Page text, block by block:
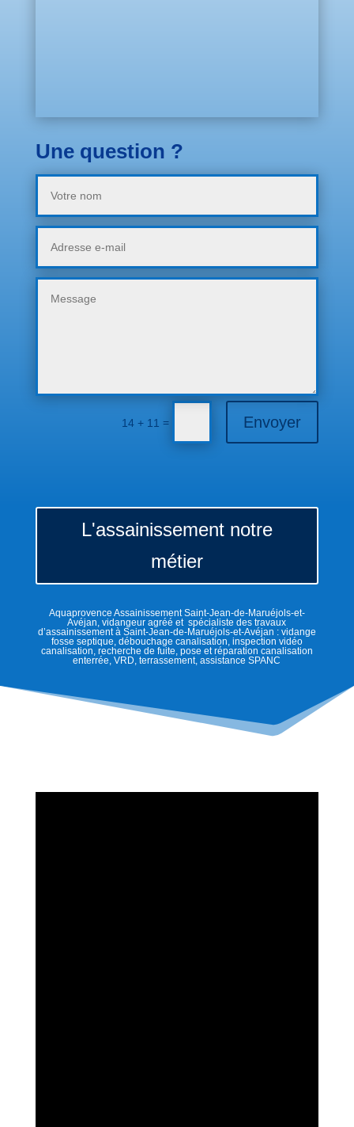
Une question ?
14 + 11 = Envoyer
L'assainissement notre
métier
Aquaprovence Assainissement Saint-Jean-de-Maruéjols-et-
Avéjan, vidangeur agréé et spécialiste des travaux
d’assainissement à Saint-Jean-de-Maruéjols-et-Avéjan : vidange
fosse septique, débouchage canalisation, inspection vidéo
canalisation, recherche de fuite, pose et réparation canalisation
enterrée, VRD, terrassement, assistance SPANC